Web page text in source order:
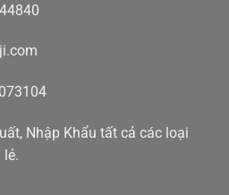
Nhập Khẩu tất cả các loại
lẻ.